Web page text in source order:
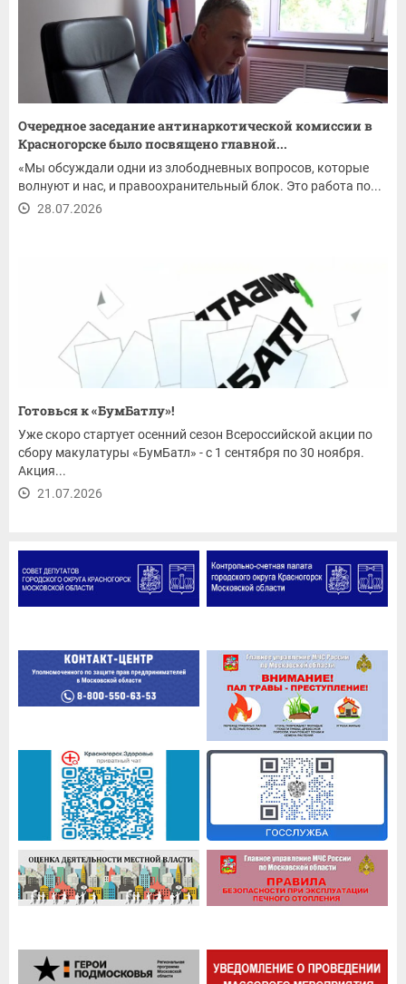
Очередное заседание антинаркотической комиссии в
Красногорске было посвящено главной...
«Мы обсуждали одни из злободневных вопросов, которые
волнуют и нас, и правоохранительный блок. Это работа по...
28.07.2026
Готовься к «БумБатлу»!
Уже скоро стартует осенний сезон Всероссийской акции по
сбору макулатуры «БумБатл» - с 1 сентября по 30 ноября.
Акция...
21.07.2026